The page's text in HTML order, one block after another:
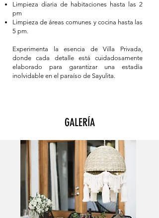
Limpieza diaria de habitaciones hasta las 2
pm
Limpieza de áreas comunes y cocina hasta las
5 pm.
Experimenta la esencia de Villa Privada,
donde cada detalle está cuidadosamente
elaborado para garantizar una estadía
inolvidable en el paraíso de Sayulita.
GALERÍA